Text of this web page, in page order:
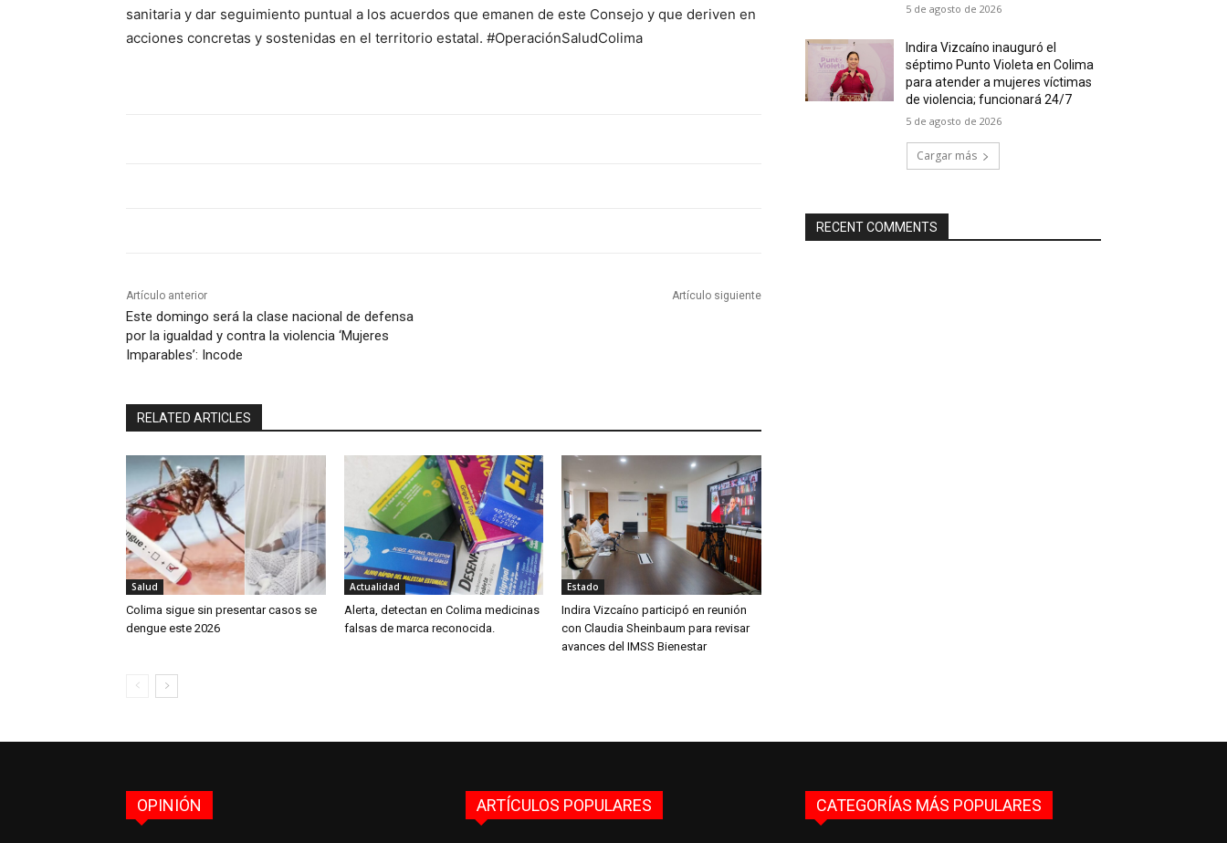
sanitaria y dar seguimiento puntual a los acuerdos que emanen de este Consejo y que deriven en
acciones concretas y sostenidas en el territorio estatal. #OperaciónSaludColima
Artículo anterior
Este domingo será la clase nacional de defensa
por la igualdad y contra la violencia ‘Mujeres
Imparables’: Incode
Artículo siguiente
RELATED ARTICLES
Salud
Colima sigue sin presentar casos se
dengue este 2026
Actualidad
Alerta, detectan en Colima medicinas
falsas de marca reconocida.
Estado
Indira Vizcaíno participó en reunión
con Claudia Sheinbaum para revisar
avances del IMSS Bienestar
5 de agosto de 2026
Indira Vizcaíno inauguró el
séptimo Punto Violeta en Colima
para atender a mujeres víctimas
de violencia; funcionará 24/7
5 de agosto de 2026
Cargar más
RECENT COMMENTS
OPINIÓN ARTÍCULOS POPULARES CATEGORÍAS MÁS POPULARES